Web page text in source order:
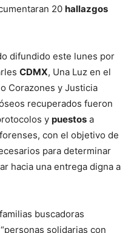
20 hallazgos
difundido este lunes por
CDMX, Una Luz en el
Corazones y Justicia
recuperados fueron
y puestos a
con el objetivo de
para determinar
hacia una entrega digna a
buscadoras
solidarias con